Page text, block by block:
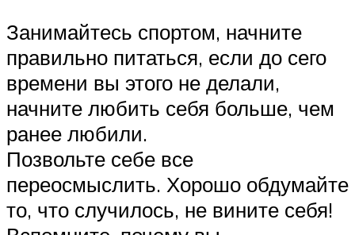
Занимайтесь спортом, начните
правильно питаться, если до сего
времени вы этого не делали,
начните любить себя больше, чем
ранее любили.
Позвольте себе все
переосмыслить. Хорошо обдумайте
то, что случилось, не вините себя!